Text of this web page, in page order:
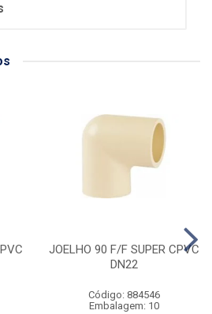
JOELHO 90 F/F SUPER CPVC
DN22
Código: 884546
Embalagem: 10